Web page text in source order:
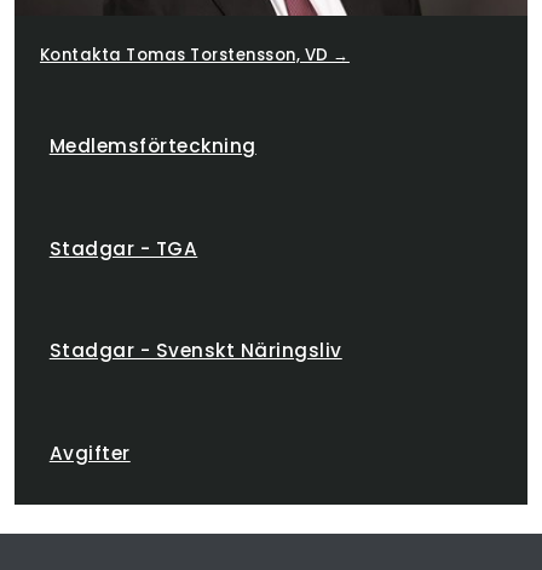
Kontakta Tomas Torstensson, VD →
Medlemsförteckning
Stadgar - TGA
Stadgar - Svenskt Näringsliv
Avgifter